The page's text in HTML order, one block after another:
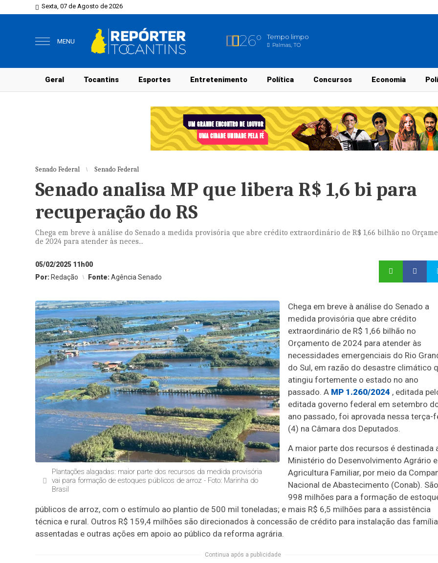
Sexta, 07 de Agosto de 2026
MENU 26° Tempo limpo
Palmas, TO
Geral Tocantins Esportes Entretenimento Política Concursos Economia
Senado Federal Senado Federal
Senado analisa MP que libera R$ 1,6 bi para
recuperação do RS
Chega em breve à análise do Senado a medida provisória que abre crédito extraordinário de R$ 1,66 bilhão no
de 2024 para atender às neces...
05/02/2025 11h00
Por: Redação Fonte:Agência Senado
Plantações alagadas: maior parte dos recursos da medida provisória
vai para formação de estoques públicos de arroz - Foto: Marinha do
Brasil
Chega em breve à análise do Senado a
medida provisória que abre crédito
extraordinário de R$ 1,66 bilhão no
Orçamento de 2024 para atender às
necessidades emergenciais do Rio
do Sul, em razão do desastre climático
atingiu fortemente o estado no ano
passado. A MP 1.260/2024 , editada
editada governo federal em setembro
ano passado, foi aprovada nessa terça-
(4) na Câmara dos Deputados.
A maior parte dos recursos é destinada
Ministério do Desenvolvimento Agrário e
Agricultura Familiar, por meio da
Nacional de Abastecimento (Conab).
998 milhões para a formação de
públicos de arroz, com o estímulo ao plantio de 500 mil toneladas; e mais R$ 6,5 milhões para a assistência
técnica e rural. Outros R$ 159,4 milhões são direcionados à concessão de crédito para instalação das
assentadas e outras ações em apoio ao público da reforma agrária.
Continua após a publicidade